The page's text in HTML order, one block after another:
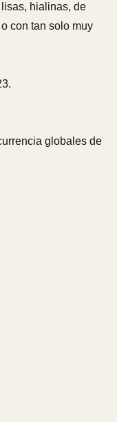
hialinas, de
con tan solo muy
globales de